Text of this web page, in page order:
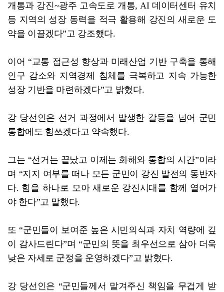
개통과 강진~광주 고속도로 개통, AI 데이터센터 유치
등 지역의 성장 동력을 적극 활용해 강진의 새로운 도
약을 이끌겠다”고 강조했다.
이어 “교통 접근성 향상과 미래산업 기반 구축을 통해
인구 감소와 지역경제 침체를 극복하고 지속 가능한
성장 기반을 마련하겠다”고 밝혔다.
강 당선인은 선거 과정에서 발생한 갈등을 넘어 군민
통합에도 힘쓰겠다고 약속했다.
그는 “선거는 끝났고 이제는 화해와 통합의 시간”이라
며 “지지 여부를 떠나 모든 군민이 강진 발전의 동반자
다. 힘을 하나로 모아 새로운 강진시대를 함께 열어가
야 한다”고 말했다.
또 “군민들이 보여준 높은 시민의식과 자치 역량에 깊
이 감사드린다”며 “군민의 뜻을 최우선으로 삼아 더욱
낮은 자세로 군정을 운영하겠다”고 밝혔다.
강 당선인은 “군민들께서 맡겨주신 책임을 무겁게 받